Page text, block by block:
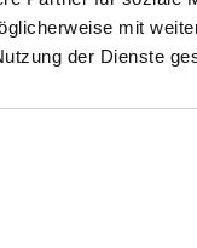
mit
der Dienste